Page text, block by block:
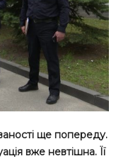
ще попереду.
вже невтішна. Її